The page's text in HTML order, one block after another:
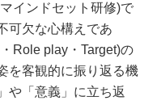
インドセット研修)で
可欠な心構えであ
Role play・Target)の
を客観的に振り返る機
や「意義」に立ち返